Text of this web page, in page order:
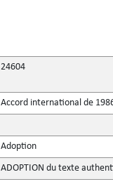
24604
Accord international de
Adoption
ADOPTION du texte